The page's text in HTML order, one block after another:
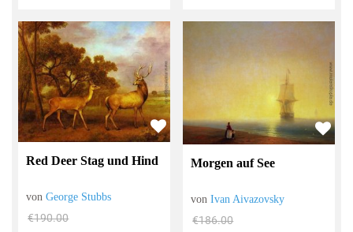
Red Deer Stag und Hind
vonGeorge Stubbs
€190.00
Morgen auf See
vonIvan Aivazovsky
€186.00